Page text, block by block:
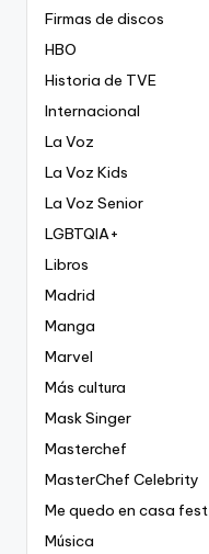
Firmas de discos
HBO
Historia de TVE
Internacional
La Voz
La Voz Kids
La Voz Senior
LGBTQIA+
Libros
Madrid
Manga
Marvel
Más cultura
Mask Singer
Masterchef
MasterChef Celebrity
Me quedo en casa fest
Música